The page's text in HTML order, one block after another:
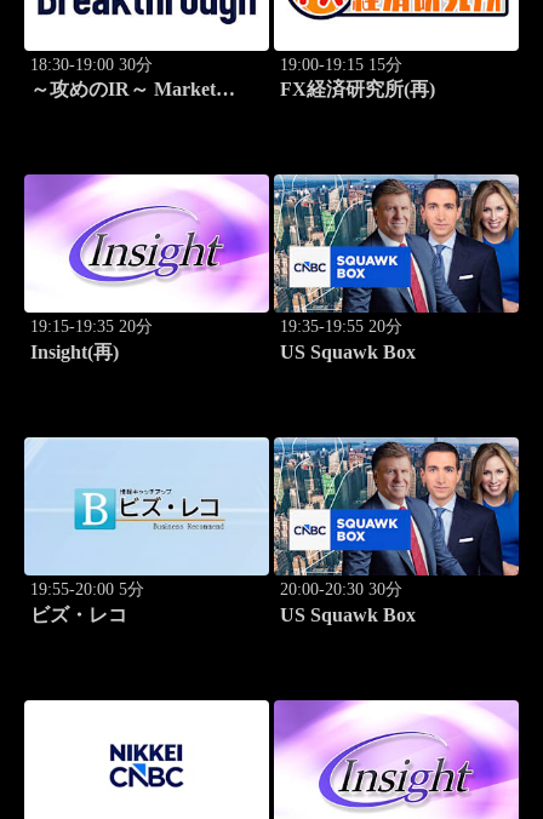
18:30-19:00 30分
～攻めのIR～ Market
19:00-19:15 15分
FX経済研究所(再)
19:15-19:35 20分
Insight(再)
19:35-19:55 20分
US Squawk Box
19:55-20:00 5分
ビズ・レコ
20:00-20:30 30分
US Squawk Box